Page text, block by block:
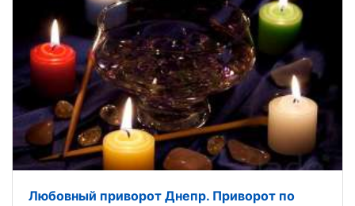
Любовный приворот Днепр. Приворот по